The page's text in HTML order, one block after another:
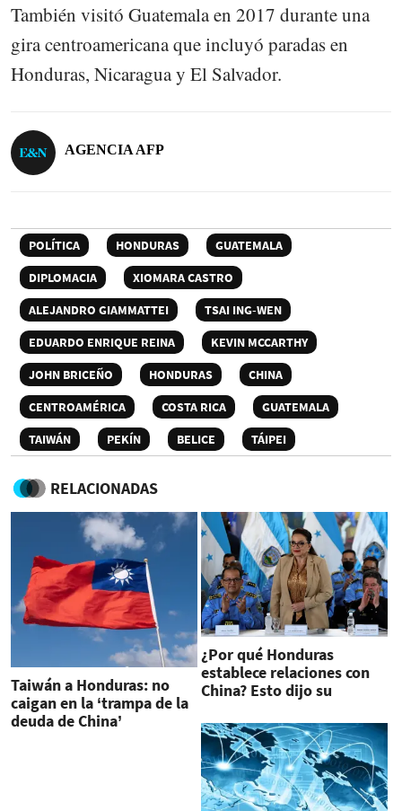
También visitó Guatemala en 2017 durante una
gira centroamericana que incluyó paradas en
Honduras, Nicaragua y El Salvador.
AGENCIA AFP
POLÍTICA HONDURAS
GUATEMALA
DIPLOMACIA
XIOMARA CASTRO
ALEJANDRO GIAMMATTEI
TSAI ING-WEN
EDUARDO ENRIQUE REINA
KEVIN MCCARTHY
JOHN BRICEÑO
HONDURAS
CHINA
CENTROAMÉRICA
COSTA RICA
GUATEMALA
TAIWÁN
PEKÍN BELICE TÁIPEI
RELACIONADAS
Taiwán a Honduras: no
caigan en la ‘trampa de la
deuda de China’
¿Por qué Honduras
establece relaciones con
China? Esto dijo su